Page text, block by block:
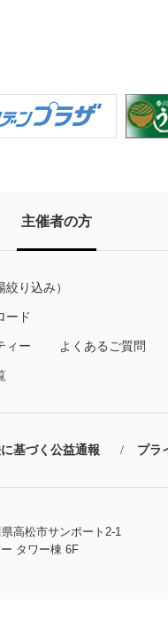
主催者の方
り込み）
ード
ィー よくあるご質問
基づく公益通報 プラ
高松市サンポート2-1
タワー棟 6F